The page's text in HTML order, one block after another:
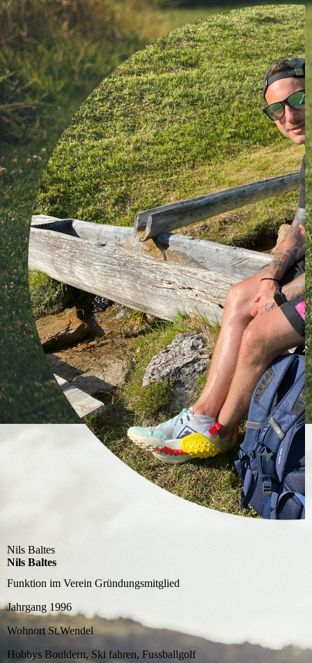
Nils Baltes
Nils Baltes
Funktion im Verein Gründungsmitglied
Jahrgang 1996
WohnortSt.Wendel
Hobbys Bouldern, Ski fahren, Fussballgolf